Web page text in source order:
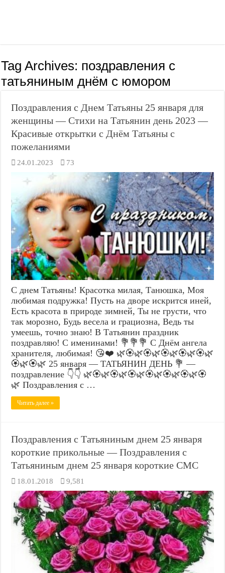
Tag Archives: поздравления с
татьяниным днём с юмором
Поздравления с Днем Татьяны 25 января для
женщины — Стихи на Татьянин день 2023 —
Красивые открытки с Днём Татьяны с
пожеланиями
24.01.2023 73
С днем Татьяны! Красотка милая, Танюшка, Моя
любимая подружка! Пусть на дворе искрится иней,
Есть красота в природе зимней, Ты не грусти, что
так морозно, Будь весела и грациозна, Ведь ты
умеешь, точно знаю! В Татьянин праздник
поздравляю! С именинами! 💐💐💐 С Днём ангела
хранителя, любимая! 😘❤️ 🌿🏵️🌿🏵️🌿🏵️🌿🏵️🌿🏵️🌿
🏵️🌿🏵️🌿 25 января — ТАТЬЯНИН ДЕНЬ 💐 —
поздравление 👇👇 🌿🏵️🌿🏵️🌿🏵️🌿🏵️🌿🏵️🌿🏵️🌿🏵️
🌿 Поздравления с …
Читать далее »
Поздравления с Татьяниным днем 25 января
короткие прикольные — Поздравления с
Татьяниным днем 25 января короткие СМС
18.01.2018 9,581